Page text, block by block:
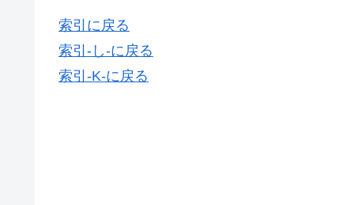
索引に戻る
索引-し-に戻る
索引-K-に戻る